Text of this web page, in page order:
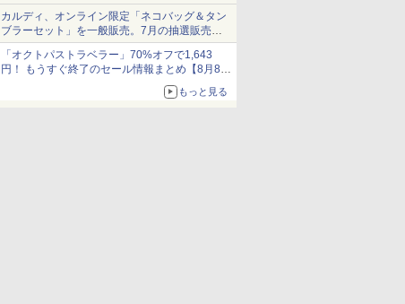
カルディ、オンライン限定「ネコバッグ＆タン
ブラーセット」を一般販売。7月の抽選販売の
当選無効分
「オクトパストラベラー」70%オフで1,643
円！ もうすぐ終了のセール情報まとめ【8月8日
ニンテンドーeショップでは「大神 絶景版」が
もっと見る